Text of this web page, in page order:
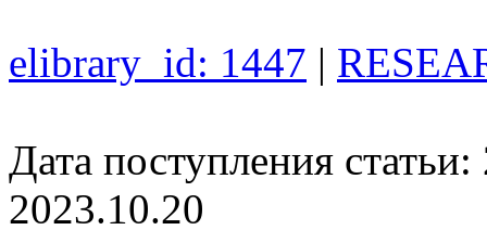
elibrary_id: 1447 |
Дата поступления
2023.10.20